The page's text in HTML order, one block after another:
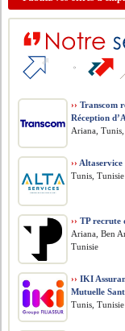
›› Transcom
Réception
Ariana,
››
Tunis, Tunisie
›› TP recrute
Ariana, Ben
Tunisie
›› IKI
Mutuelle
Tunis, Tunisie